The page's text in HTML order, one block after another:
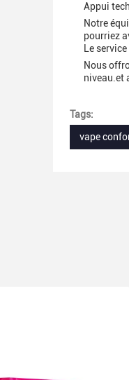
Appui
Notre
pourriez
Le service
Nous
niveau.et
Tags:
vape